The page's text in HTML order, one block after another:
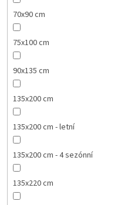
70x90 cm
75x100 cm
90x135 cm
135x200 cm
135x200 cm - letní
135x200 cm - 4 sezónní
135x220 cm